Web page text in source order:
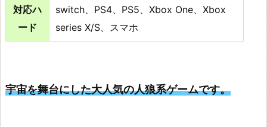
ッ
ト
リ
フ
対応ハ
ード
switch、PS4、PS5、Xbox One、Xbox
series X/S、スマホ
宇宙を舞台にした大人気の人狼系ゲームです。